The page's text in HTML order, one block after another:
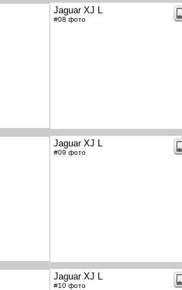
Jaguar XJ L
#08 фото
Jaguar XJ L
#09 фото
Jaguar XJ L
#10 фото